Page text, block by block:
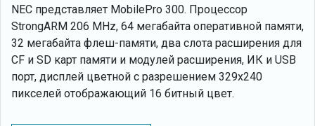
NEC представляет MobilePro 300. Процессор
StrongARM 206 MHz, 64 мегабайта оперативной памяти,
32 мегабайта флеш-памяти, два слота расширения для
CF и SD карт памяти и модулей расширения, ИК и USB
порт, дисплей цветной с разрешением 329х240
пикселей отображающий 16 битный цвет.